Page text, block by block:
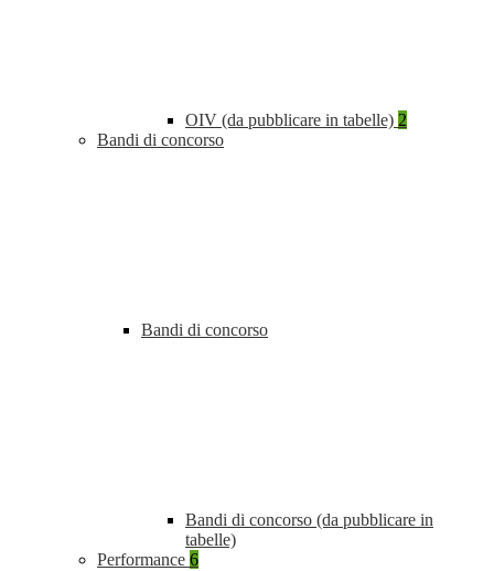
OIV (da pubblicare in tabelle) 2
Bandi di concorso
Bandi di concorso
Bandi di concorso (da pubblicare in
tabelle)
Performance 6